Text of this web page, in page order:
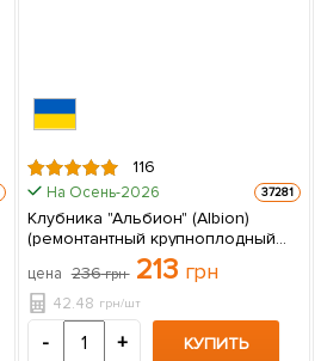
116
На Осень-2026 37281
Клубника "Альбион" (Albion)
(ремонтантный крупноплодный
сорт) 5 шт в упаковке
цена 236грн 213 грн
42.48 грн/шт
- + КУПИТЬ